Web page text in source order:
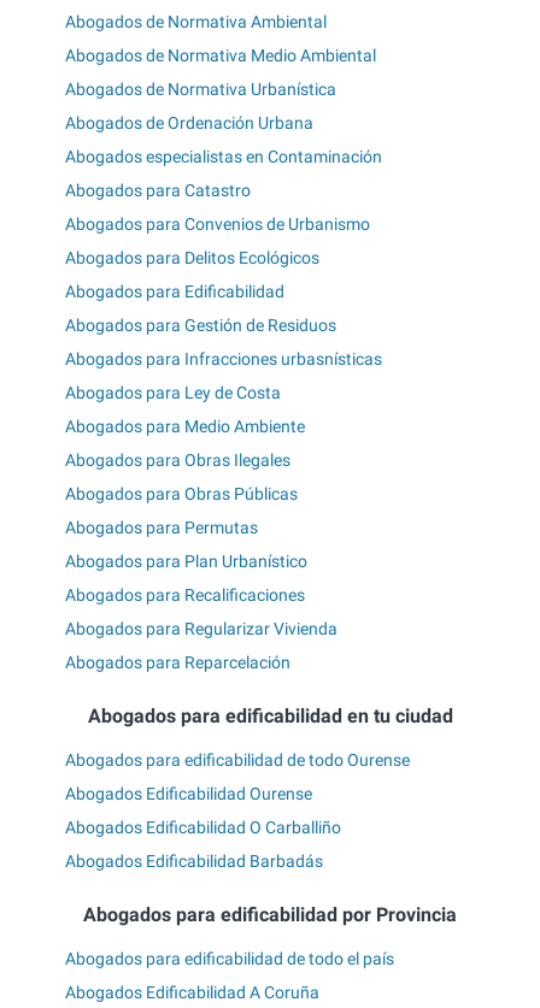
Abogados de Normativa Ambiental
Abogados de Normativa Medio Ambiental
Abogados de Normativa Urbanística
Abogados de Ordenación Urbana
Abogados especialistas en Contaminación
Abogados para Catastro
Abogados para Convenios de Urbanismo
Abogados para Delitos Ecológicos
Abogados para Edificabilidad
Abogados para Gestión de Residuos
Abogados para Infracciones urbasnísticas
Abogados para Ley de Costa
Abogados para Medio Ambiente
Abogados para Obras Ilegales
Abogados para Obras Públicas
Abogados para Permutas
Abogados para Plan Urbanístico
Abogados para Recalificaciones
Abogados para Regularizar Vivienda
Abogados para Reparcelación
Abogados para edificabilidad en tu ciudad
Abogados para edificabilidad de todo Ourense
Abogados Edificabilidad Ourense
Abogados Edificabilidad O Carballiño
Abogados Edificabilidad Barbadás
Abogados para edificabilidad por Provincia
Abogados para edificabilidad de todo el país
Abogados Edificabilidad A Coruña